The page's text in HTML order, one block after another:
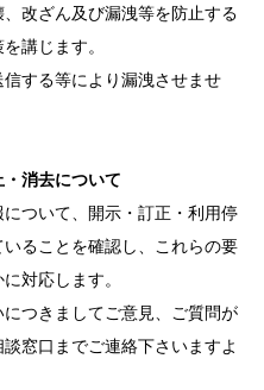
改ざん及び漏洩等を防止する
講じます。
信する等により漏洩させませ
消去について
について、開示・訂正・利用停
ることを確認し、これらの要
対応します。
につきましてご意見、ご質問が
窓口までご連絡下さいますよ